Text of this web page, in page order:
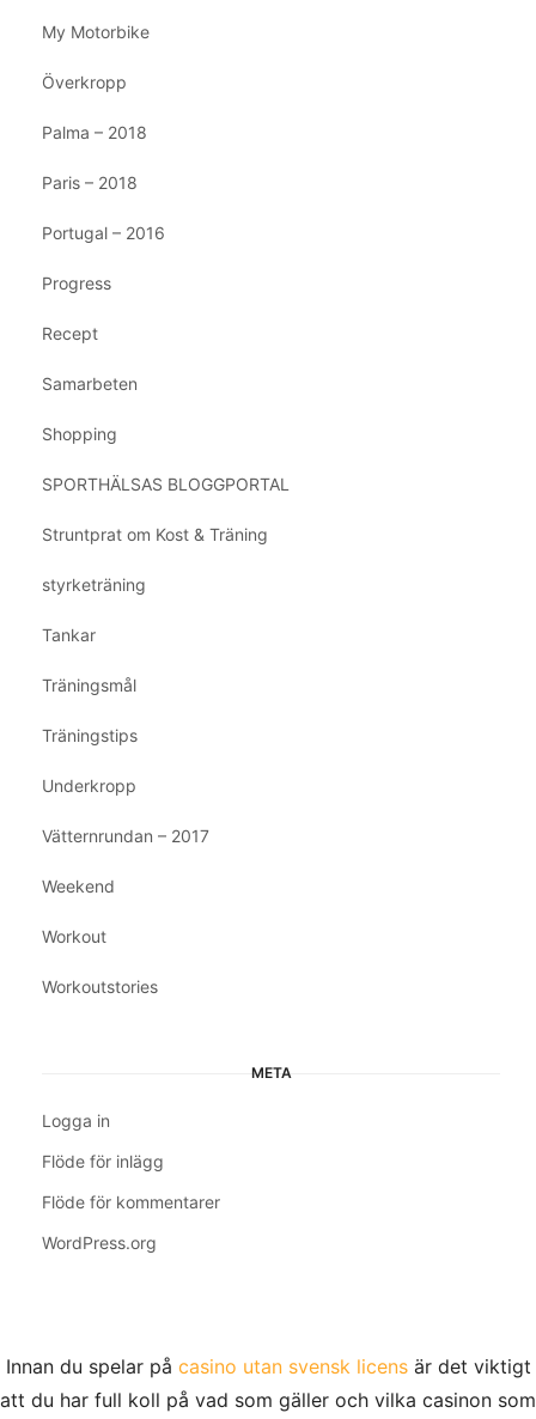
My Motorbike
Överkropp
Palma – 2018
Paris – 2018
Portugal – 2016
Progress
Recept
Samarbeten
Shopping
SPORTHÄLSAS BLOGGPORTAL
Struntprat om Kost & Träning
styrketräning
Tankar
Träningsmål
Träningstips
Underkropp
Vätternrundan – 2017
Weekend
Workout
Workoutstories
META
Logga in
Flöde för inlägg
Flöde för kommentarer
WordPress.org
Innan du spelar på casino utan svensk licensär det viktigt
att du har full koll på vad som gäller och vilka casinon som